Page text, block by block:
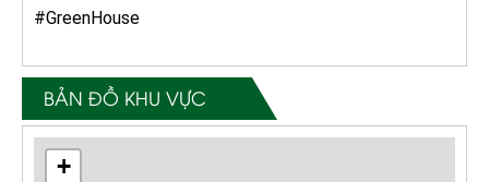
#GreenHouse
BẢN ĐỒ KHU VỰC
+